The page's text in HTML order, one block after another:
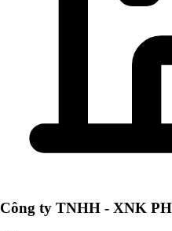
Công ty TNHH - XNK